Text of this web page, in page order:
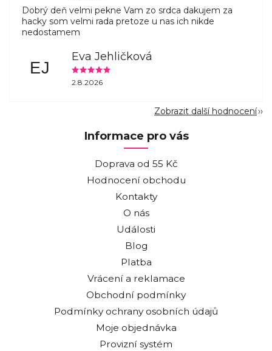
Dobrý deň velmi pekne Vam zo srdca dakujem za
hacky som velmi rada pretoze u nas ich nikde
nedostamem
EJ
Eva Jehličková
2.8.2026
Zobrazit další hodnocení
Informace pro vás
Doprava od 55 Kč
Hodnocení obchodu
Kontakty
O nás
Události
Blog
Platba
Vrácení a reklamace
Obchodní podmínky
Podmínky ochrany osobních údajů
Moje objednávka
Provizní systém